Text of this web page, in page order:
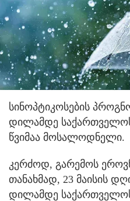
სინოპტიკოსების
დილამდე
წვიმაა მოსალოდნელი.
კერძოდ, გარემოს
თანახმად, 23 მაისის
დილამდე